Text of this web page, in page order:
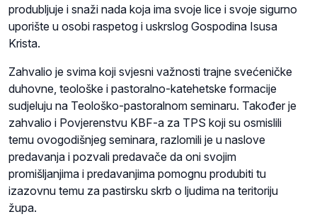
produbljuje i snaži nada koja ima svoje lice i svoje sigurno
uporište u osobi raspetog i uskrslog Gospodina Isusa
Krista.
Zahvalio je svima koji svjesni važnosti trajne svećeničke
duhovne, teološke i pastoralno-katehetske formacije
sudjeluju na Teološko-pastoralnom seminaru. Također je
zahvalio i Povjerenstvu KBF-a za TPS koji su osmislili
temu ovogodišnjeg seminara, razlomili je u naslove
predavanja i pozvali predavače da oni svojim
promišljanjima i predavanjima pomognu produbiti tu
izazovnu temu za pastirsku skrb o ljudima na teritoriju
župa.